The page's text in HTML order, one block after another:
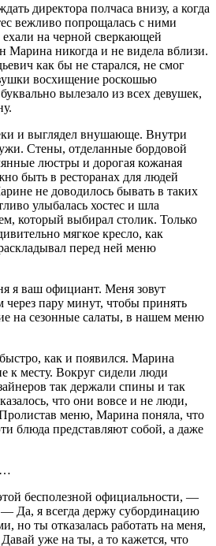
директора полчаса внизу, а когда
вежливо попрощалась с ними
на черной сверкающей
Марина никогда и не видела вблизи.
как бы не старался, не смог
восхищение роскошью
вылезало из всех девушек,
и выглядел внушающе. Внутри
Стены, отделанные бордовой
люстры и дорогая кожаная
быть в ресторанах для людей
не доводилось бывать в таких
улыбалась хостес и шла
который выбирал столик. Только
мягкое кресло, как
перед ней меню
я ваш официант. Меня зовут
пару минут, чтобы принять
на сезонные салаты, в нашем меню
как и появился. Марина
к месту. Вокруг сидели люди
так держали спины и так
что они вовсе и не люди,
меню, Марина поняла, что
блюда представляют собой, а даже
бесполезной официальности, —
Да, я всегда держу субординацию
но ты отказалась работать на меня,
уже на ты, а то кажется, что